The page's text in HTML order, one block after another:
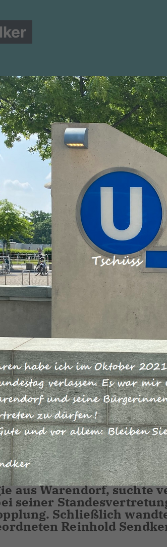
BERLIN WAHLKREIS
der Energiepolitik
damit gerechnet,
Tippkötter aus
Dank Reinhold
Tippkötter
Anlagen. Sie erzeugen
Sendker hat vier Monate
weiter
Gesetz
Gesetz wurde heute
Bundestag
des
vergangenen Jahres
Anlagen auf
Herstellern und
drohte durch einen
Gesetzeswerk
Firma Tippkötter
KWK-Anlagen
und hocheffizienten
dar. Hubert
aus Warendorf, suchte
seiner
Schließlich
Reinhold